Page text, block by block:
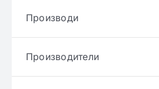
Производи
Производители